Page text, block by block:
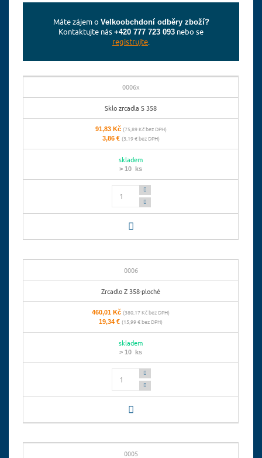
Máte zájem o Velkoobchdoní odběry zboží?
Kontaktujte nás +420 777 723 093 nebo se
registrujte
0006x
Sklo zrcadla S 358
91,83 Kč (75,89 Kč bez DPH)
3,86 € (3,19 € bez DPH)
skladem
> 10 ks
Počet
0006
Zrcadlo Z 358-ploché
460,01 Kč(380,17 Kč bez DPH)
19,34 €(15,99 € bez DPH)
skladem
> 10 ks
Počet
0005